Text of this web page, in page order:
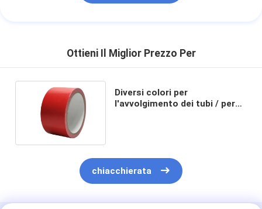
Ottieni Il Miglior Prezzo Per
Diversi colori per
l'avvolgimento dei tubi / per
chiacchierata